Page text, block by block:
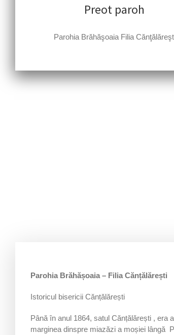
Preot paroh
Parohia Brăhăşoaia Filia
Parohia Brăhășoaia – Filia Cănțălărești
Istoricul bisericii Cănțălărești
Până în anul 1864, satul Cănțălărești , era
marginea dinspre miazăzi a moșiei lângă